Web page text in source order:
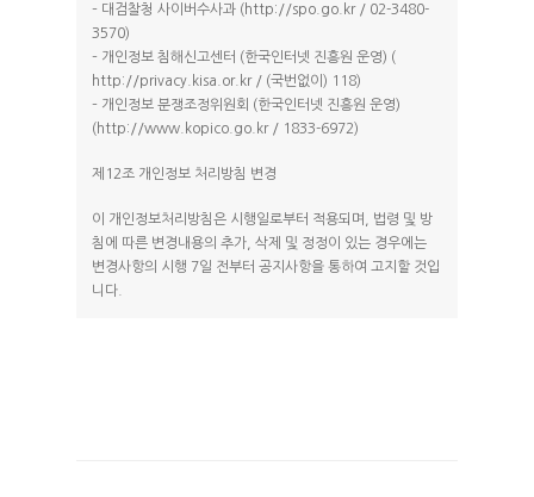
– 대검찰청 사이버수사과 (http://spo.go.kr / 02-3480-
3570)
– 개인정보 침해신고센터 (한국인터넷 진흥원 운영) (
http://privacy.kisa.or.kr / (국번없이) 118)
– 개인정보 분쟁조정위원회 (한국인터넷 진흥원 운영)
(http://www.kopico.go.kr / 1833-6972)
제12조 개인정보 처리방침 변경
이 개인정보처리방침은 시행일로부터 적용되며, 법령 및 방
침에 따른 변경내용의 추가, 삭제 및 정정이 있는 경우에는
변경사항의 시행 7일 전부터 공지사항을 통하여 고지할 것입
니다.